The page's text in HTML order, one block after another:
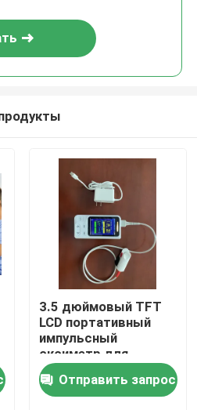
3.5 дюймовый TFT
LCD портативный
импульсный
оксиметр для
мониторинга EtCO2 и
SPO2Отправить запрос